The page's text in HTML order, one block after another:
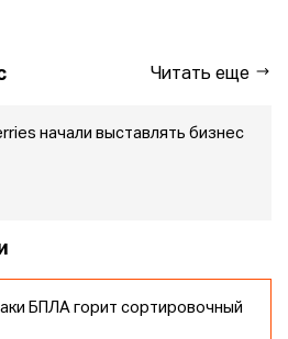
Читать еще
начали выставлять бизнес
БПЛА горит сортировочный